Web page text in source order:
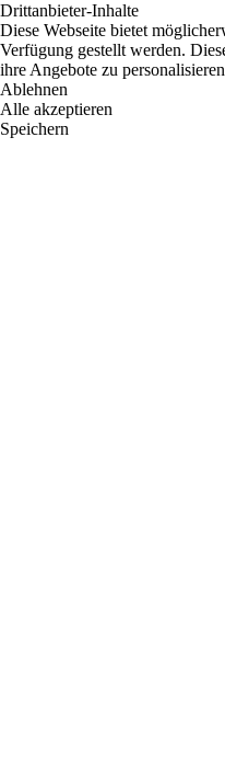
Drittanbieter-Inhalte
Diese Webseite bietet
Verfügung gestellt werden.
ihre Angebote zu
Ablehnen
Alle akzeptieren
Speichern